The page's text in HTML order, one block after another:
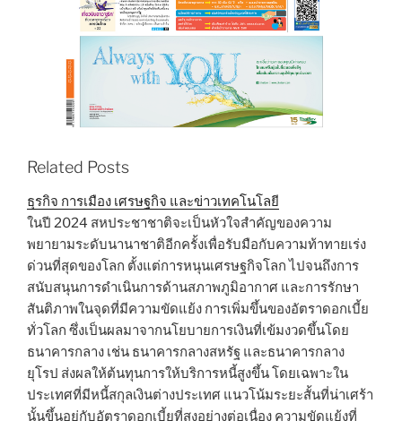
Related Posts
ธุรกิจ การเมือง เศรษฐกิจ และข่าวเทคโนโลยี
ในปี 2024 สหประชาชาติจะเป็นหัวใจสำคัญของความ
พยายามระดับนานาชาติอีกครั้งเพื่อรับมือกับความท้าทายเร่ง
ด่วนที่สุดของโลก ตั้งแต่การหนุนเศรษฐกิจโลก ไปจนถึงการ
สนับสนุนการดำเนินการด้านสภาพภูมิอากาศ และการรักษา
สันติภาพในจุดที่มีความขัดแย้ง การเพิ่มขึ้นของอัตราดอกเบี้ย
ทั่วโลก ซึ่งเป็นผลมาจากนโยบายการเงินที่เข้มงวดขึ้นโดย
ธนาคารกลาง เช่น ธนาคารกลางสหรัฐ และธนาคารกลาง
ยุโรป ส่งผลให้ต้นทุนการให้บริการหนี้สูงขึ้น โดยเฉพาะใน
ประเทศที่มีหนี้สกุลเงินต่างประเทศ แนวโน้มระยะสั้นที่น่าเศร้า
นั้นขึ้นอยู่กับอัตราดอกเบี้ยที่สูงอย่างต่อเนื่อง ความขัดแย้งที่